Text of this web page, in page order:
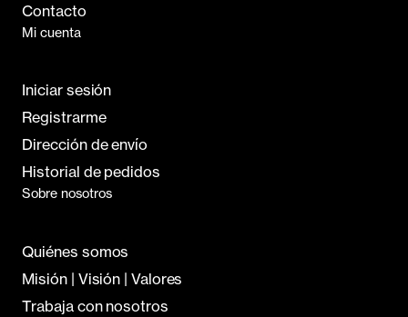
Contacto
Mi cuenta
Iniciar sesión
Registrarme
Dirección de envío
Historial de pedidos
Sobre nosotros
Quiénes somos
Misión | Visión | Valores
Trabaja con nosotros